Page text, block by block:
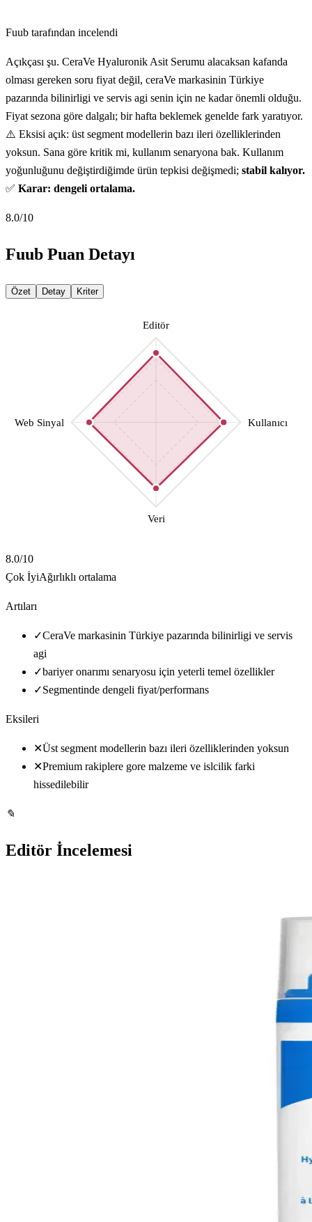
Fuub tarafından incelendi
Açıkçası şu. CeraVe Hyaluronik Asit Serumu alacaksan kafanda
olması gereken soru fiyat değil, ceraVe markasinin Türkiye
pazarında bilinirligi ve servis agi senin için ne kadar önemli olduğu.
Fiyat sezona göre dalgalı; bir hafta beklemek genelde fark yaratıyor.
⚠️ Eksisi açık: üst segment modellerin bazı ileri özelliklerinden
yoksun. Sana göre kritik mi, kullanım senaryona bak. Kullanım
yoğunluğunu değiştirdiğimde ürün tepkisi değişmedi; stabil kalıyor.
✅ Karar: dengeli ortalama.
8.0/10
Fuub Puan Detayı
Özet Detay Kriter
Editör
Kullanıcı
Veri
Web Sinyal
8.0/10
Çok İyiAğırlıklı ortalama
Artıları
✓CeraVe markasinin Türkiye pazarında bilinirligi ve servis
agi
✓bariyer onarımı senaryosu için yeterli temel özellikler
✓Segmentinde dengeli fiyat/performans
Eksileri
✕Üst segment modellerin bazı ileri özelliklerinden yoksun
✕Premium rakiplere gore malzeme ve islcilik farki
hissedilebilir
✎
Editör İncelemesi